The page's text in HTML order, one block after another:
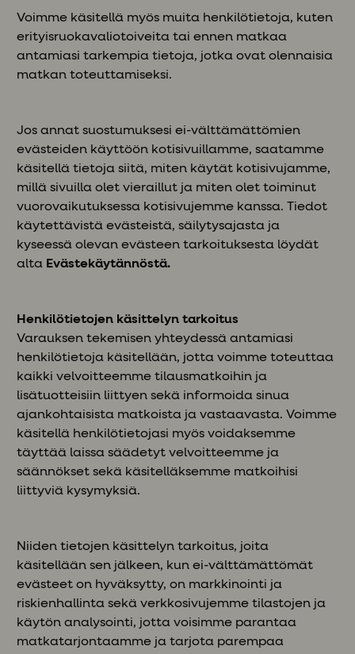
Voimme käsitellä myös muita henkilötietoja, kuten
erityisruokavaliotoiveita tai ennen matkaa
antamiasi tarkempia tietoja, jotka ovat olennaisia
matkan toteuttamiseksi.
Jos annat suostumuksesi ei-välttämättömien
evästeiden käyttöön kotisivuillamme, saatamme
käsitellä tietoja siitä, miten käytät kotisivujamme,
millä sivuilla olet vieraillut ja miten olet toiminut
vuorovaikutuksessa kotisivujemme kanssa. Tiedot
käytettävistä evästeistä, säilytysajasta ja
kyseessä olevan evästeen tarkoituksesta löydät
alta Evästekäytännöstä.
Henkilötietojen käsittelyn tarkoitus
Varauksen tekemisen yhteydessä antamiasi
henkilötietoja käsitellään, jotta voimme toteuttaa
kaikki velvoitteemme tilausmatkoihin ja
lisätuotteisiin liittyen sekä informoida sinua
ajankohtaisista matkoista ja vastaavasta. Voimme
käsitellä henkilötietojasi myös voidaksemme
täyttää laissa säädetyt velvoitteemme ja
säännökset sekä käsitelläksemme matkoihisi
liittyviä kysymyksiä.
Niiden tietojen käsittelyn tarkoitus, joita
käsitellään sen jälkeen, kun ei-välttämättömät
evästeet on hyväksytty, on markkinointi ja
riskienhallinta sekä verkkosivujemme tilastojen ja
käytön analysointi, jotta voisimme parantaa
matkatarjontaamme ja tarjota parempaa